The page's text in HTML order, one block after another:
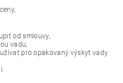
od smlouvy,
vadu,
pro opakovaný výskyt vady